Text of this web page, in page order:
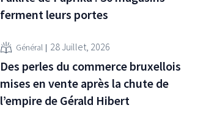
ferment leurs portes
Général 28 Juillet, 2026
Des perles du commerce bruxellois
mises en vente après la chute de
l’empire de Gérald Hibert